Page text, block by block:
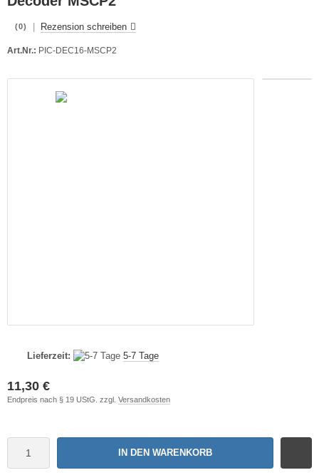
(0) Rezension schreiben
Art.Nr.: PIC-DEC16-MSCP2
Lieferzeit: 5-7 Tage
11,30 €
Endpreis nach § 19 UStG. zzgl. Versandkosten
IN DEN WARENKORB